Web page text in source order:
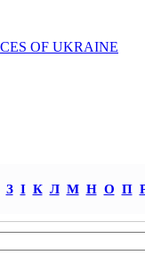
OF UKRAINE
З І К Л М Н О П